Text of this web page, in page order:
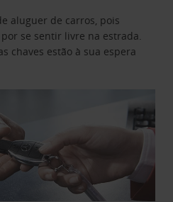
aluguer de carros, pois
se sentir livre na estrada.
chaves estão à sua espera